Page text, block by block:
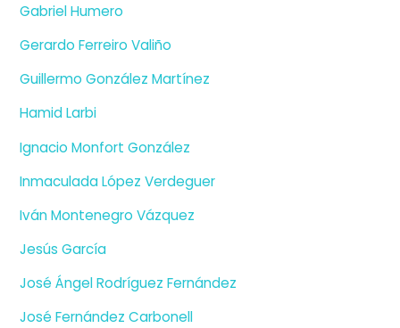
Gabriel Humero
Gerardo Ferreiro Valiño
Guillermo González Martínez
Hamid Larbi
Ignacio Monfort González
Inmaculada López Verdeguer
Iván Montenegro Vázquez
Jesús García
José Ángel Rodríguez Fernández
José Fernández Carbonell